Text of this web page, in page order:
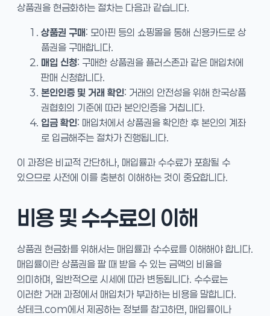
상품권을 현금화하는 절차는 다음과 같습니다.
상품권 구매: 모아핀 등의 쇼핑몰을 통해 신용카드로 상
품권을 구매합니다.
매입 신청: 구매한 상품권을 플러스존과 같은 매입처에
판매 신청합니다.
본인인증 및 거래 확인: 거래의 안전성을 위해 한국상품
권협회의 기준에 따라 본인인증을 거칩니다.
입금 확인: 매입처에서 상품권을 확인한 후 본인의 계좌
로 입금해주는 절차가 진행됩니다.
이 과정은 비교적 간단하나, 매입률과 수수료가 포함될 수
있으므로 사전에 이를 충분히 이해하는 것이 중요합니다.
비용 및 수수료의 이해
상품권 현금화를 위해서는 매입률과 수수료를 이해해야 합니다.
매입률이란 상품권을 팔 때 받을 수 있는 금액의 비율을
의미하며, 일반적으로 시세에 따라 변동됩니다. 수수료는
이러한 거래 과정에서 매입처가 부과하는 비용을 말합니다.
상테크.com에서 제공하는 정보를 참고하면, 매입률이나